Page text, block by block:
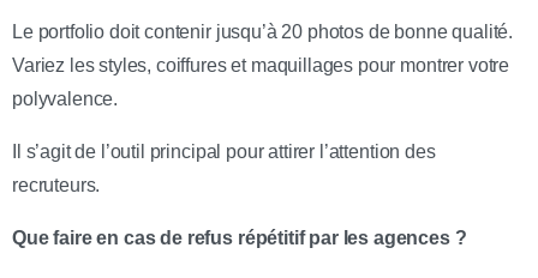
Le portfolio doit contenir jusqu’à 20 photos de bonne qualité.
Variez les styles, coiffures et maquillages pour montrer votre
polyvalence.
Il s’agit de l’outil principal pour attirer l’attention des
recruteurs.
Que faire en cas de refus répétitif par les agences ?